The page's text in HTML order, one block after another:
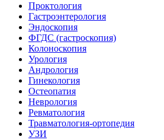
Проктология
Гастроэнтерология
Эндоскопия
ФГДС (гастроскопия)
Колоноскопия
Урология
Андрология
Гинекология
Остеопатия
Неврология
Ревматология
Травматология-ортопедия
УЗИ